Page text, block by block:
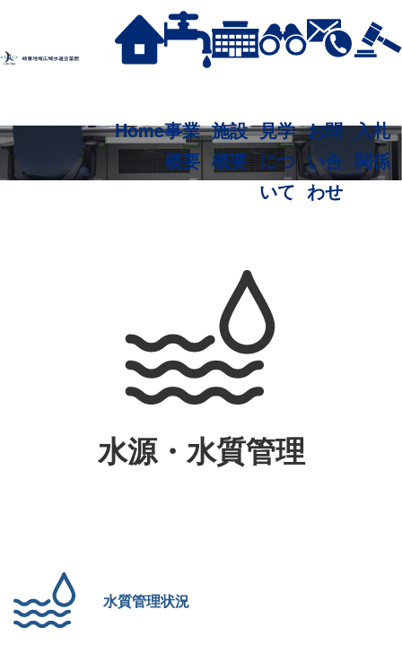
Home事業
概要
施設
概要
見学
につ
いて
お問
い合
わせ
入札
関係
水源・水質管理
水質管理状況